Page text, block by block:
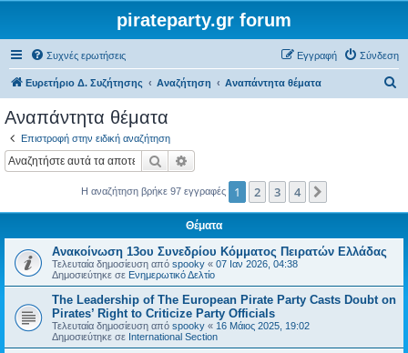
pirateparty.gr forum
Συχνές ερωτήσεις Σύνδεση
Εγγραφή
Ευρετήριο Δ. Συζήτησης Αναζήτηση Αναπάντητα θέματα
η
Αναπάντητα θέματα
Επιστροφή στην ειδική αναζήτηση
Αναζήτηση
Η αναζήτηση βρήκε 97 εγγραφές 1 2 3 4
Θέματα
Ανακοίνωση 13ου Συνεδρίου Κόμματος Πειρατών Ελλάδας
Τελευταία δημοσίευση από spooky « 07 Ιαν 2026, 04:38
Δημοσιεύτηκε σε Ενημερωτικό Δελτίο
The Leadership of The European Pirate Party Casts Doubt on
Pirates’ Right to Criticize Party Officials
Τελευταία δημοσίευση από spooky « 16 Μάιος 2025, 19:02
Δημοσιεύτηκε σε International Section